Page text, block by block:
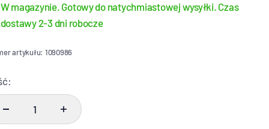
W magazynie. Gotowy do natychmiastowej wysyłki. Czas
dostawy 2-3 dni robocze
artykułu: 1090986